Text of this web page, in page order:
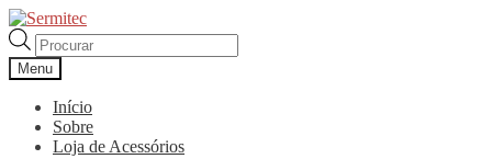
Ir
para
a
navegação
Saltar
para
o
conteúdo
Products
search
Menu
Início
Sobre
Loja de Acessórios